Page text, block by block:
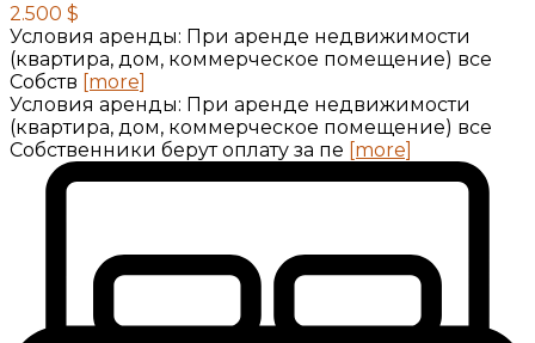
2.500 $
Условия аренды: При аренде недвижимости
(квартира, дом, коммерческое помещение) все
Собств [more]
Условия аренды: При аренде недвижимости
(квартира, дом, коммерческое помещение) все
Собственники берут оплату за пе [more]